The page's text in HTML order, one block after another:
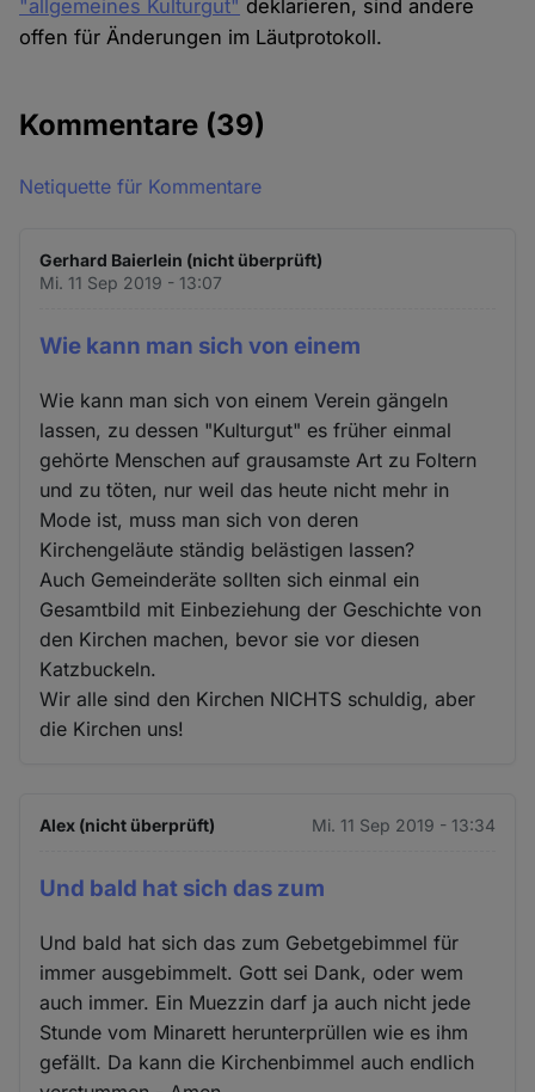
"allgemeines Kulturgut" deklarieren, sind andere
offen für Änderungen im Läutprotokoll.
Kommentare (39)
Netiquette für Kommentare
Gerhard Baierlein (nicht überprüft)
Mi. 11 Sep 2019 - 13:07
Wie kann man sich von einem
Wie kann man sich von einem Verein gängeln
lassen, zu dessen "Kulturgut" es früher einmal
gehörte Menschen auf grausamste Art zu Foltern
und zu töten, nur weil das heute nicht mehr in
Mode ist, muss man sich von deren
Kirchengeläute ständig belästigen lassen?
Auch Gemeinderäte sollten sich einmal ein
Gesamtbild mit Einbeziehung der Geschichte von
den Kirchen machen, bevor sie vor diesen
Katzbuckeln.
Wir alle sind den Kirchen NICHTS schuldig, aber
die Kirchen uns!
Alex (nicht überprüft) Mi. 11 Sep 2019 - 13:34
Und bald hat sich das zum
Und bald hat sich das zum Gebetgebimmel für
immer ausgebimmelt. Gott sei Dank, oder wem
auch immer. Ein Muezzin darf ja auch nicht jede
Stunde vom Minarett herunterprüllen wie es ihm
gefällt. Da kann die Kirchenbimmel auch endlich